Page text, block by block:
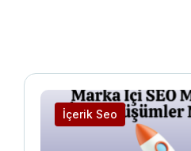
İçerik Seo